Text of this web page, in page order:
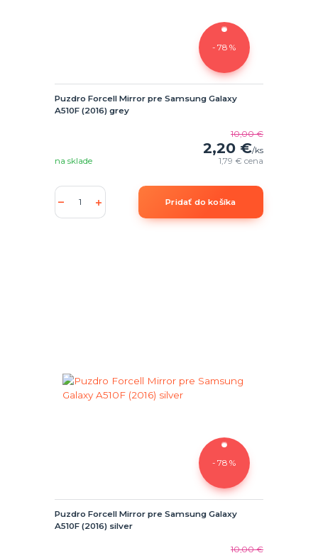
- 78 %
Puzdro Forcell Mirror pre Samsung Galaxy
A510F (2016) grey
10,00 €
2,20 €/ks
1,79 €cena
na sklade
Pridať do košíka
- 78 %
Puzdro Forcell Mirror pre Samsung Galaxy
A510F (2016) silver
10,00 €